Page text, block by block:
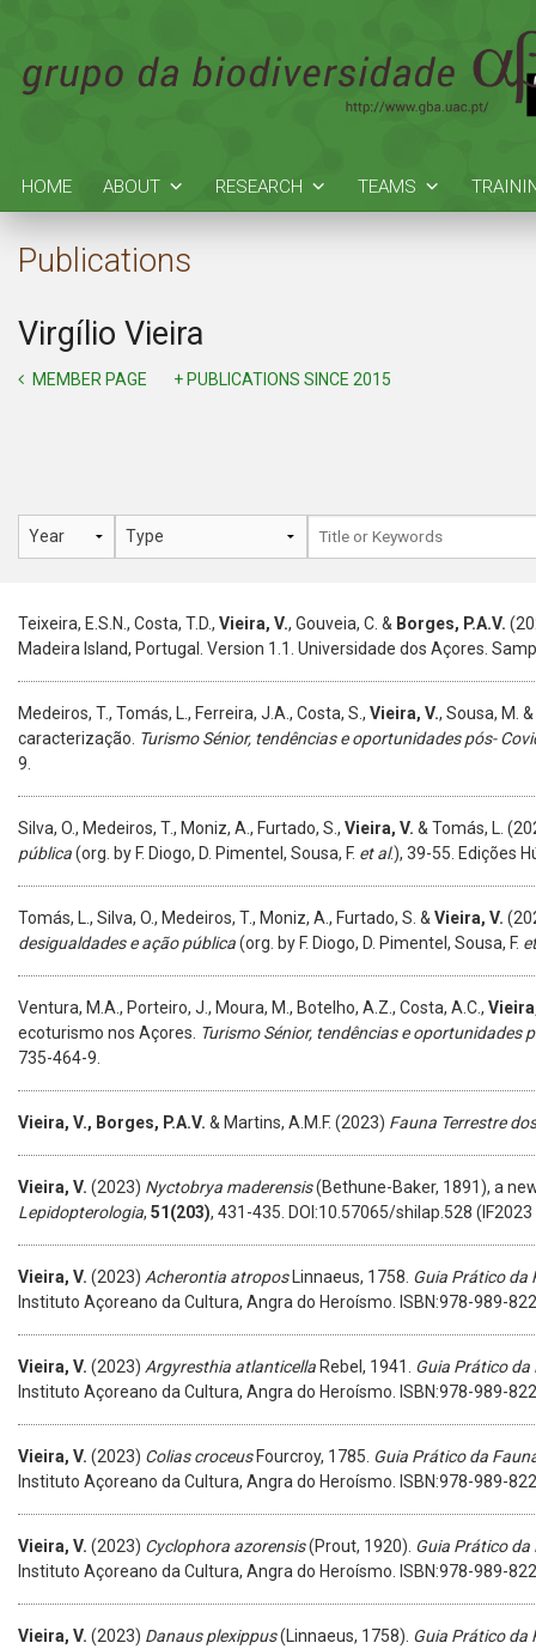
HOME ABOUT RESEARCH TEAMS
Publications
Virgílio Vieira
MEMBER PAGE + PUBLICATIONS SINCE 2015
Teixeira, E.S.N., Costa, T.D., Vieira, V., Gouveia, C. & Borges, P.A.V.
Madeira Island, Portugal. Version 1.1. Universidade dos Açores.
Medeiros, T., Tomás, L., Ferreira, J.A., Costa, S., Vieira, V., Sousa, M.
caracterização. Turismo Sénior, tendências e oportunidades pós-
9.
Silva, O., Medeiros, T., Moniz, A., Furtado, S., Vieira, V. & Tomás, L.
pública(org. by F. Diogo, D. Pimentel, Sousa, F. et al.), 39-55. Edições
Tomás, L., Silva, O., Medeiros, T., Moniz, A., Furtado, S. & Vieira, V.
desigualdades e ação pública(org. by F. Diogo, D. Pimentel, Sousa, F.
Ventura, M.A., Porteiro, J., Moura, M., Botelho, A.Z., Costa, A.C.,
ecoturismo nos Açores. Turismo Sénior, tendências e oportunidades
735-464-9.
Vieira, V., Borges, P.A.V. & Martins, A.M.F. (2023) Fauna Terrestre
Vieira, V. (2023) Nyctobrya maderensis(Bethune-Baker, 1891), a
Lepidopterologia, 51(203), 431-435. DOI:10.57065/shilap.528
Vieira, V. (2023) Acherontia atroposLinnaeus, 1758. Guia Prático da
Instituto Açoreano da Cultura, Angra do Heroísmo. ISBN:978-989-
Vieira, V. (2023) Argyresthia atlanticella Rebel, 1941. Guia Prático da
Instituto Açoreano da Cultura, Angra do Heroísmo. ISBN:978-989-
Vieira, V. (2023) Colias croceusFourcroy, 1785. Guia Prático da
Instituto Açoreano da Cultura, Angra do Heroísmo. ISBN:978-989-
Vieira, V. (2023) Cyclophora azorensis(Prout, 1920). Guia Prático da
Instituto Açoreano da Cultura, Angra do Heroísmo. ISBN:978-989-
Vieira, V. (2023) Danaus plexippus(Linnaeus, 1758). Guia Prático da